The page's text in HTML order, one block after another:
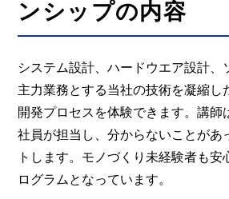
ンシップの内容
システム設計、ハードウエア設計、
主力業務とする当社の技術を凝縮し
開発プロセスを体験できます。講師
社員が担当し、分からないことがあ
トします。モノづくり未経験者も
ログラムとなっています。